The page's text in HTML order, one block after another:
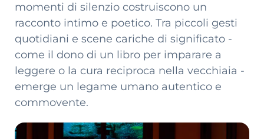
momenti di silenzio costruiscono un
racconto intimo e poetico. Tra piccoli gesti
quotidiani e scene cariche di significato -
come il dono di un libro per imparare a
leggere o la cura reciproca nella vecchiaia -
emerge un legame umano autentico e
commovente.